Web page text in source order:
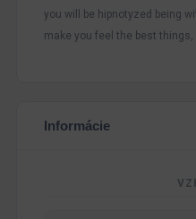
you will be hipnotyzed being
make you feel the best
Informácie